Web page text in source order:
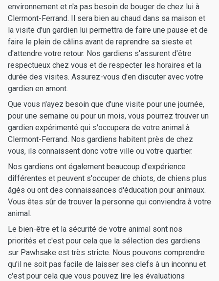
environnement et n'a pas besoin de bouger de chez lui à
Clermont-Ferrand. Il sera bien au chaud dans sa maison et
la visite d'un gardien lui permettra de faire une pause et de
faire le plein de câlins avant de reprendre sa sieste et
d'attendre votre retour. Nos gardiens s'assurent d'être
respectueux chez vous et de respecter les horaires et la
durée des visites. Assurez-vous d'en discuter avec votre
gardien en amont.
Que vous n'ayez besoin que d'une visite pour une journée,
pour une semaine ou pour un mois, vous pourrez trouver un
gardien expérimenté qui s'occupera de votre animal à
Clermont-Ferrand. Nos gardiens habitent près de chez
vous, ils connaissent donc votre ville ou votre quartier.
Nos gardiens ont également beaucoup d'expérience
différentes et peuvent s'occuper de chiots, de chiens plus
âgés ou ont des connaissances d'éducation pour animaux.
Vous êtes sûr de trouver la personne qui conviendra à votre
animal.
Le bien-être et la sécurité de votre animal sont nos
priorités et c'est pour cela que la sélection des gardiens
sur Pawhsake est très stricte. Nous pouvons comprendre
qu'il ne soit pas facile de laisser ses clefs à un inconnu et
c'est pour cela que vous pouvez lire les évaluations